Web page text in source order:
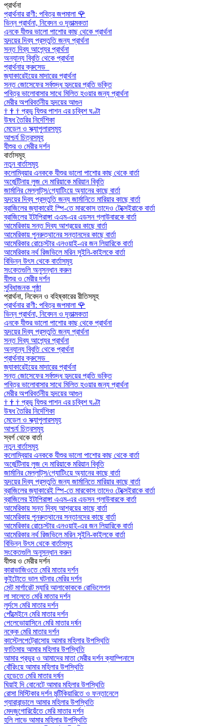
প্রার্থনা
প্রার্থনার রাণী: পবিত্র জপমালা 🌹
ভিন্ন প্রার্থনা, নিবেদন ও দূতাত্মকতা
এনকে যীশুর ভালো পাশোর কাছ থেকে প্রার্থনা
হৃদয়ের দিব্য প্রস্তুতি জন্য প্রার্থনা
সন্ত দিব্য আশ্র্যের প্রার্থনা
অন্যান্য বিবৃতি থেকে প্রার্থনা
প্রার্থনার ক্রুসেড
জ্যাকারেইয়ের মাদারের প্রার্থনা
সন্ত জোসেফের সর্বশুদ্ধ হৃদয়ের প্রতি ভক্তি
পবিত্র ভালোবাসার সাথে মিলিত হওয়ার জন্য প্রার্থনা
মেরীর অপরিবর্তনীয় হৃদয়ের আগুন
† † † প্রভু যিশুর পাশন এর চব্বিশ ঘণ্টা
উষধ তৈরির নির্দেশিকা
মেডেল ও স্ক্যাপুলারসমূহ
আশ্চর্য চিত্রসমূহ
যীশুর ও মেরীর দর্শন
বার্তাসমূহ
নতুন বার্তাসমূহ
কলোম্বিয়ার এনককে যীশুর ভালো পাশোর কাছ থেকে বার্তা
অর্জেন্টিনায় লুজ দে মারিয়াকে মরিয়ান বিবৃতি
জার্মানির মেল্লাট্‌স/গ্যোটিংয়ে অ্যানের কাছে বার্তা
হৃদয়ের দিব্য প্রস্তুতি জন্য জার্মানিতে মারিয়ার কাছে বার্তা
ব্রাজিলের জ্যাকারেই স্পি-তে মারকোস তাদেও টেক্সেইরাকে বার্তা
ব্রাজিলের ইটাপিরাঙ্গা এএম-এর এডসন গ্লাউবারকে বার্তা
আমেরিকায় সন্ত দিব্য আশ্রয়ের কাছে বার্তা
আমেরিকায় পুনরুত্থানের সন্তানদের কাছে বার্তা
আমেরিকার রোচেস্টার এনওয়াই-এর জন লিয়ারিকে বার্তা
আমেরিকার নর্থ রিজভিলে মরিন সুইনি-কাইলকে বার্তা
বিভিন্ন উৎস থেকে বার্তাসমূহ
সংকেতগুলি অনুসন্ধান করুন
যীশুর ও মেরীর দর্শন
সুবিধাজনক পৃষ্ঠা
প্রার্থনা, নিবেদন ও বহিষ্কারের রীতিসমূহ
প্রার্থনার রাণী: পবিত্র জপমালা 🌹
ভিন্ন প্রার্থনা, নিবেদন ও দূতাত্মকতা
এনকে যীশুর ভালো পাশোর কাছ থেকে প্রার্থনা
হৃদয়ের দিব্য প্রস্তুতি জন্য প্রার্থনা
সন্ত দিব্য আশ্র্যের প্রার্থনা
অন্যান্য বিবৃতি থেকে প্রার্থনা
প্রার্থনার ক্রুসেড
জ্যাকারেইয়ের মাদারের প্রার্থনা
সন্ত জোসেফের সর্বশুদ্ধ হৃদয়ের প্রতি ভক্তি
পবিত্র ভালোবাসার সাথে মিলিত হওয়ার জন্য প্রার্থনা
মেরীর অপরিবর্তনীয় হৃদয়ের আগুন
† † † প্রভু যিশুর পাশন এর চব্বিশ ঘণ্টা
উষধ তৈরির নির্দেশিকা
মেডেল ও স্ক্যাপুলারসমূহ
আশ্চর্য চিত্রসমূহ
স্বর্গ থেকে বার্তা
নতুন বার্তাসমূহ
কলোম্বিয়ার এনককে যীশুর ভালো পাশোর কাছ থেকে বার্তা
অর্জেন্টিনায় লুজ দে মারিয়াকে মরিয়ান বিবৃতি
জার্মানির মেল্লাট্‌স/গ্যোটিংয়ে অ্যানের কাছে বার্তা
হৃদয়ের দিব্য প্রস্তুতি জন্য জার্মানিতে মারিয়ার কাছে বার্তা
ব্রাজিলের জ্যাকারেই স্পি-তে মারকোস তাদেও টেক্সেইরাকে বার্তা
ব্রাজিলের ইটাপিরাঙ্গা এএম-এর এডসন গ্লাউবারকে বার্তা
আমেরিকায় সন্ত দিব্য আশ্রয়ের কাছে বার্তা
আমেরিকায় পুনরুত্থানের সন্তানদের কাছে বার্তা
আমেরিকার রোচেস্টার এনওয়াই-এর জন লিয়ারিকে বার্তা
আমেরিকার নর্থ রিজভিলে মরিন সুইনি-কাইলকে বার্তা
বিভিন্ন উৎস থেকে বার্তাসমূহ
সংকেতগুলি অনুসন্ধান করুন
যীশুর ও মেরীর দর্শন
কারাভাজিওতে মেরি মাতার দর্শন
কুইটোতে ভাল ঘটনার মেরির দর্শন
সেন্ট মার্গারেট ম্যারি আলাকোককে রোভিলেশন
লা সালেতে মেরি মাতার দর্শন
লুর্দসে মেরি মাতার দর্শন
পোঁত্মেইনে মেরি মাতার দর্শন
পেলেভোয়াসিনে মেরি মাতার দর্ষন
নক্কে মেরি মাতার দর্শন
কাস্টেলপেট্রোসোয় আমার মহিলার উপস্থিতি
ফাতিমায় আমার মহিলার উপস্থিতি
আমার প্রভুর ও আমাদের মাতা মেরীর দর্শন ক্যাম্পিনাসে
বোঁরিংয়ে আমার মহিলার উপস্থিতি
হেডেতে মেরি মাতার দর্ষন
ঘিয়াই দি বোনেটে আমার মহিলার উপস্থিতি
রোসা মিস্টিকার দর্শন মন্টিকিয়ারিতে ও ফন্তানেলে
গ্যারাবান্ডালে আমার মহিলার উপস্থিতি
মেদজুগোরিয়েঁতে মেরি মাতার দর্শন
হলি লাভে আমার মহিলার উপস্থিতি